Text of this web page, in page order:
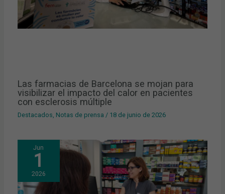
Las farmacias de Barcelona se mojan para
visibilizar el impacto del calor en pacientes
con esclerosis múltiple
Destacados Notas de prensa / 18 de junio de 2026
Jun
1
2026